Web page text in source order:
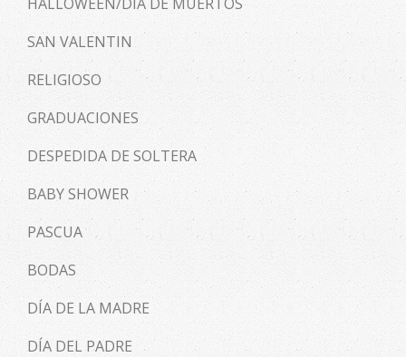
SAN VALENTIN
RELIGIOSO
GRADUACIONES
DESPEDIDA DE SOLTERA
BABY SHOWER
PASCUA
BODAS
DÍA DE LA MADRE
DÍA DEL PADRE